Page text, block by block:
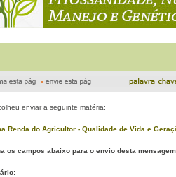
enviar a seguinte matéria:
Renda do Agricultor - Qualidade de Vida e
os campos abaixo para o envio desta